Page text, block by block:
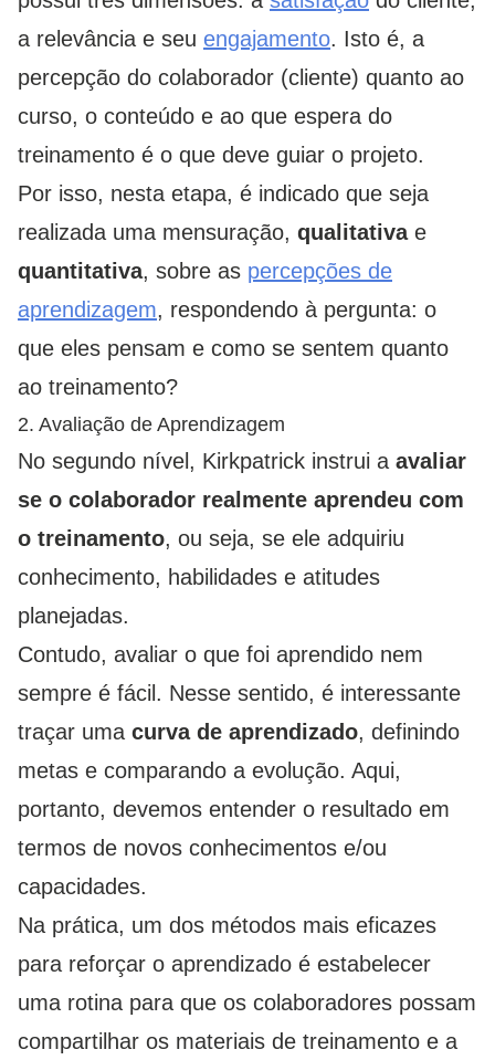
a relevância e seu engajamento. Isto é, a
percepção do colaborador (cliente) quanto ao
curso, o conteúdo e ao que espera do
treinamento é o que deve guiar o projeto.
Por isso, nesta etapa, é indicado que seja
realizada uma mensuração, qualitativae
quantitativa, sobre as percepções de
aprendizagem, respondendo à pergunta: o
que eles pensam e como se sentem quanto
ao treinamento?
2. Avaliação de Aprendizagem
No segundo nível, Kirkpatrick instrui a avaliar
se o colaborador realmente aprendeu com
o treinamento, ou seja, se ele adquiriu
conhecimento, habilidades e atitudes
planejadas.
Contudo, avaliar o que foi aprendido nem
sempre é fácil. Nesse sentido, é interessante
traçar uma curva de aprendizado, definindo
metas e comparando a evolução. Aqui,
portanto, devemos entender o resultado em
termos de novos conhecimentos e/ou
capacidades.
Na prática, um dos métodos mais eficazes
para reforçar o aprendizado é estabelecer
uma rotina para que os colaboradores possam
compartilhar os materiais de treinamento e a